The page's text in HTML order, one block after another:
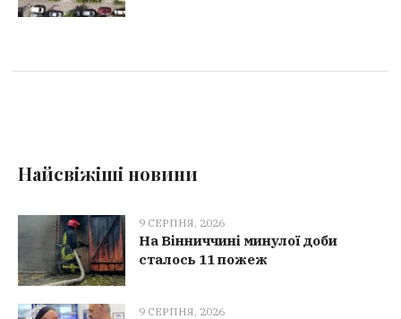
Найсвіжіші новини
9 СЕРПНЯ, 2026
На Вінниччині минулої доби
сталось 11 пожеж
9 СЕРПНЯ, 2026